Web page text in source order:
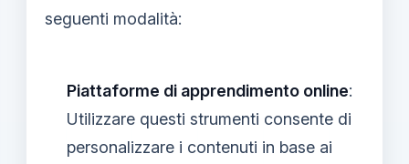
seguenti modalità:
Piattaforme di apprendimento online:
Utilizzare questi strumenti consente di
personalizzare i contenuti in base ai